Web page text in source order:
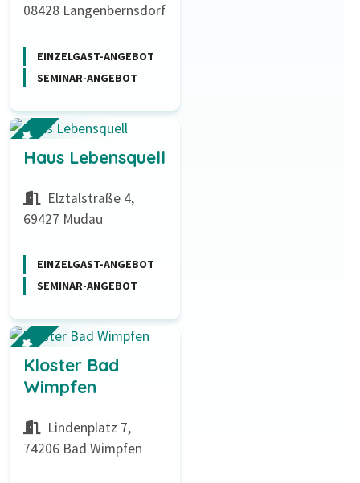
08428 Langenbernsdorf
EINZELGAST-ANGEBOT
SEMINAR-ANGEBOT
Haus Lebensquell
Elztalstraße 4,
69427 Mudau
EINZELGAST-ANGEBOT
SEMINAR-ANGEBOT
Kloster Bad
Wimpfen
Lindenplatz 7,
74206 Bad Wimpfen